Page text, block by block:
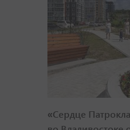
«Сердце